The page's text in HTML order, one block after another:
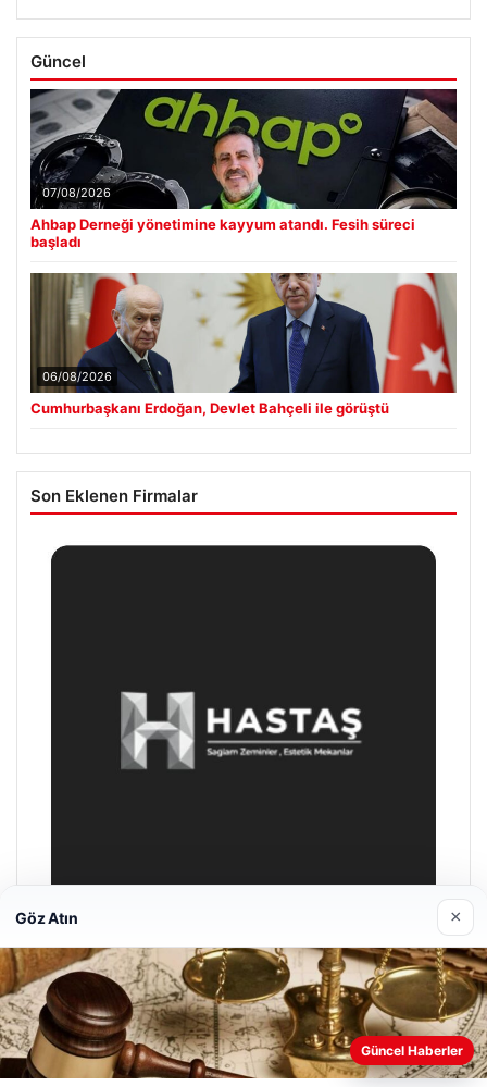
Güncel
07/08/2026
Ahbap Derneği yönetimine kayyum atandı. Fesih süreci
başladı
06/08/2026
Cumhurbaşkanı Erdoğan, Devlet Bahçeli ile görüştü
Son Eklenen Firmalar
Hastaş Beton
26/05/2026
Web sitemizi nasıl kullandığınızı daha iyi anlayabilmek,
deneyiminizi kişiselleştirmek ve geliştirmek amacıyla çerezler
Göz Atın ×
Güncel Haberler